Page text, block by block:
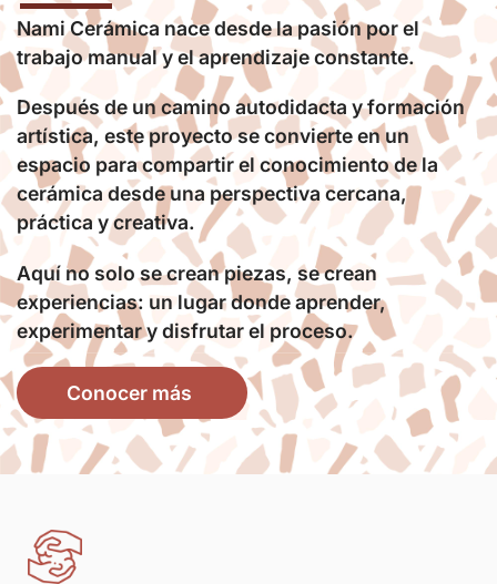
Nami Cerámica nace desde la pasión por el
trabajo manual y el aprendizaje constante.
Después de un camino autodidacta y formación
artística, este proyecto se convierte en un
espacio para compartir el conocimiento de la
cerámica desde una perspectiva cercana,
práctica y creativa.
Aquí no solo se crean piezas, se crean
experiencias: un lugar donde aprender,
experimentar y disfrutar el proceso.
Conocer más